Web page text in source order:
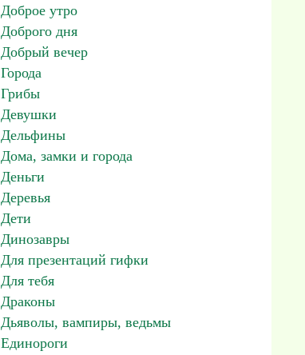
Доброе утро
Доброго дня
Добрый вечер
Города
Грибы
Девушки
Дельфины
Дома, замки и города
Деньги
Деревья
Дети
Динозавры
Для презентаций гифки
Для тебя
Драконы
Дьяволы, вампиры, ведьмы
Единороги